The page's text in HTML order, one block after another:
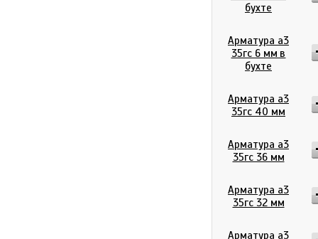
бухте
Арматура а3
35гс 6 мм в
бухте
Арматура а3
35гс 40 мм
Арматура а3
35гс 36 мм
Арматура а3
35гс 32 мм
Арматура а3